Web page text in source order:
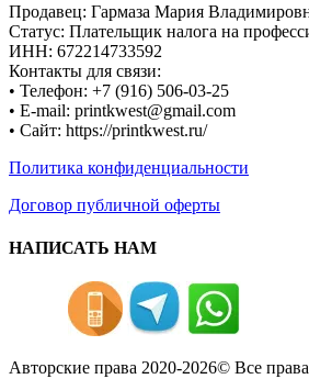
Продавец: Гармаза Мария
Статус: Плательщик налога на
ИНН: 672214733592
Контакты для связи:
• Телефон: +7 (916) 506-03-25
• E-mail: printkwest@gmail.com
• Сайт: https://printkwest.ru/
Политика конфиденциальности
Договор публичной оферты
НАПИСАТЬ НАМ
Авторские права 2020-2026© Все